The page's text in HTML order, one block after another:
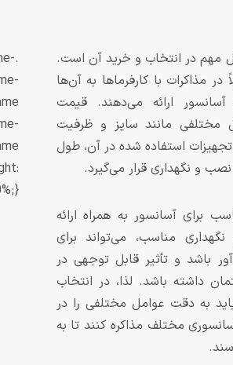
مهم در انتخاب و خرید آن است.
مذاکرات با کارفرماها به آن‌ها
ارائه می‌دهند. قیمت
مختلفی مانند سایز و ظرفیت
استفاده شده در آن، طول
و نگهداری قرار می‌گیرد.
برای آسانسور به همراه ارائه
مناسب، می‌تواند برای
باشد و تأثیر قابل توجهی در
داشته باشد. لذا، در انتخاب
به دقت عوامل مختلفی را در
مختلف مذاکره کنند تا به